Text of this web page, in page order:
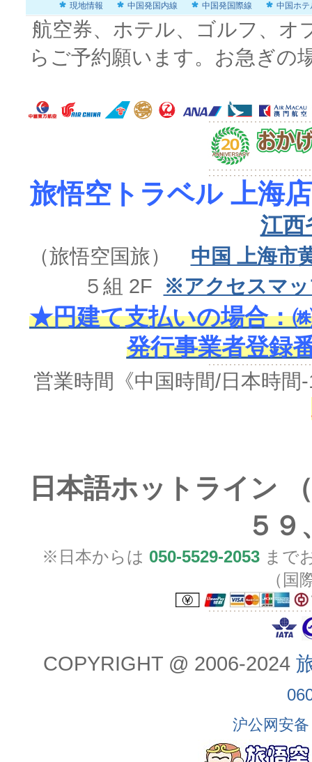
現地情報 中国発国内線 中国発国際線 中国ホテ
航空券、ホテル、ゴルフ、オ
らご予約願います。お急ぎの
旅悟空トラベル 上海店
江西
（旅悟空国旅） 中国 上海市
５組 2F
※アクセスマ
★円建て支払いの場合：
発行事業者登録
営業時間《中国時間/日本時間
日本語ホットライン
５９
※日本からは 050-5529-2053 まで
（国
COPYRIGHT @ 2006-2024
沪公网安